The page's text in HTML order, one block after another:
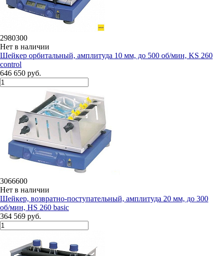
2980300
Нет в наличии
Шейкер орбитальный, амплитуда 10 мм, до 500 об/мин, KS 260
control
646 650 руб.
3066600
Нет в наличии
Шейкер, возвратно-поступательный, амплитуда 20 мм, до 300
об/мин, HS 260 basic
364 569 руб.